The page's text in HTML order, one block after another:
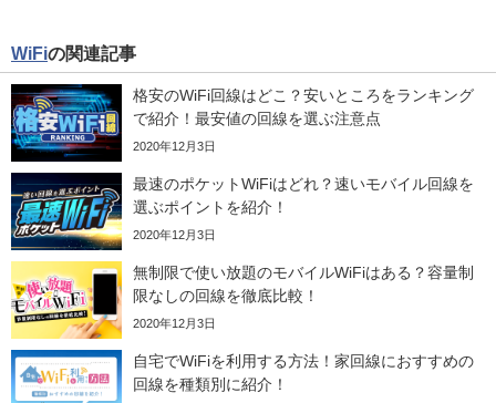
WiFiの関連記事
格安のWiFi回線はどこ？安いところをランキング
で紹介！最安値の回線を選ぶ注意点
2020年12月3日
最速のポケットWiFiはどれ？速いモバイル回線を
選ぶポイントを紹介！
2020年12月3日
無制限で使い放題のモバイルWiFiはある？容量制
限なしの回線を徹底比較！
2020年12月3日
自宅でWiFiを利用する方法！家回線におすすめの
回線を種類別に紹介！